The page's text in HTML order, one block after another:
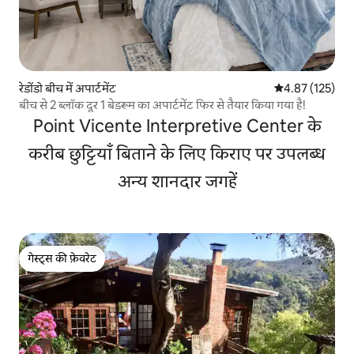
रेडोंडो बीच में अपार्टमेंट औसत रेटिंग 5 में से
4.87 (125)
बीच से 2 ब्लॉक दूर 1 बेडरूम का अपार्टमेंट फिर से तैयार किया गया है!
Point Vicente Interpretive Center के
करीब छुट्टियाँ बिताने के लिए किराए पर उपलब्ध
अन्य शानदार जगहें
गेस्ट्स की फ़ेवरेट
गेस्ट्स की फ़ेवरेट